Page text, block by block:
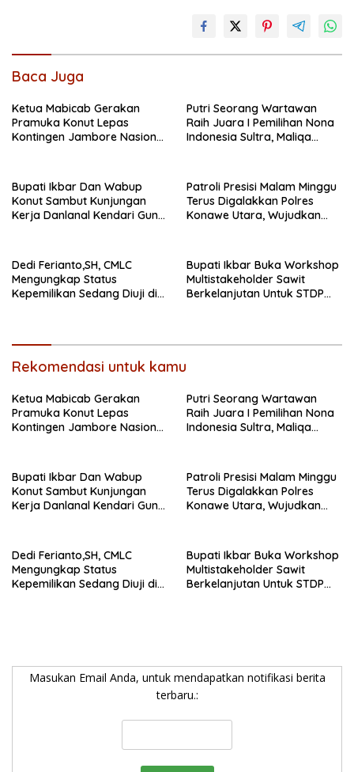
Baca Juga
Ketua Mabicab Gerakan
Pramuka Konut Lepas
Kontingen Jambore Nasional
Putri Seorang Wartawan
‎Raih Juara I Pemilihan Nona
Indonesia Sultra, Maliqa
Pada Pemilihan NONA
Indonesia
Bupati Ikbar Dan Wabup
Konut Sambut Kunjungan
Kerja Danlanal Kendari Guna
Patroli Presisi Malam Minggu
Terus Digalakkan Polres
Konawe Utara, Wujudkan
Dedi Ferianto,SH, CMLC
Mengungkap Status
Kepemilikan Sedang Diuji di
Bupati Ikbar Buka Workshop
Multistakeholder Sawit
Berkelanjutan Untuk STDP
Rekomendasi untuk kamu
Ketua Mabicab Gerakan
Pramuka Konut Lepas
Kontingen Jambore Nasional
Putri Seorang Wartawan
‎Raih Juara I Pemilihan Nona
Indonesia Sultra, Maliqa
Pada Pemilihan NONA
Indonesia
Bupati Ikbar Dan Wabup
Konut Sambut Kunjungan
Kerja Danlanal Kendari Guna
Patroli Presisi Malam Minggu
Terus Digalakkan Polres
Konawe Utara, Wujudkan
Dedi Ferianto,SH, CMLC
Mengungkap Status
Kepemilikan Sedang Diuji di
Bupati Ikbar Buka Workshop
Multistakeholder Sawit
Berkelanjutan Untuk STDP
Masukan Email Anda, untuk mendapatkan notifikasi berita
terbaru.: